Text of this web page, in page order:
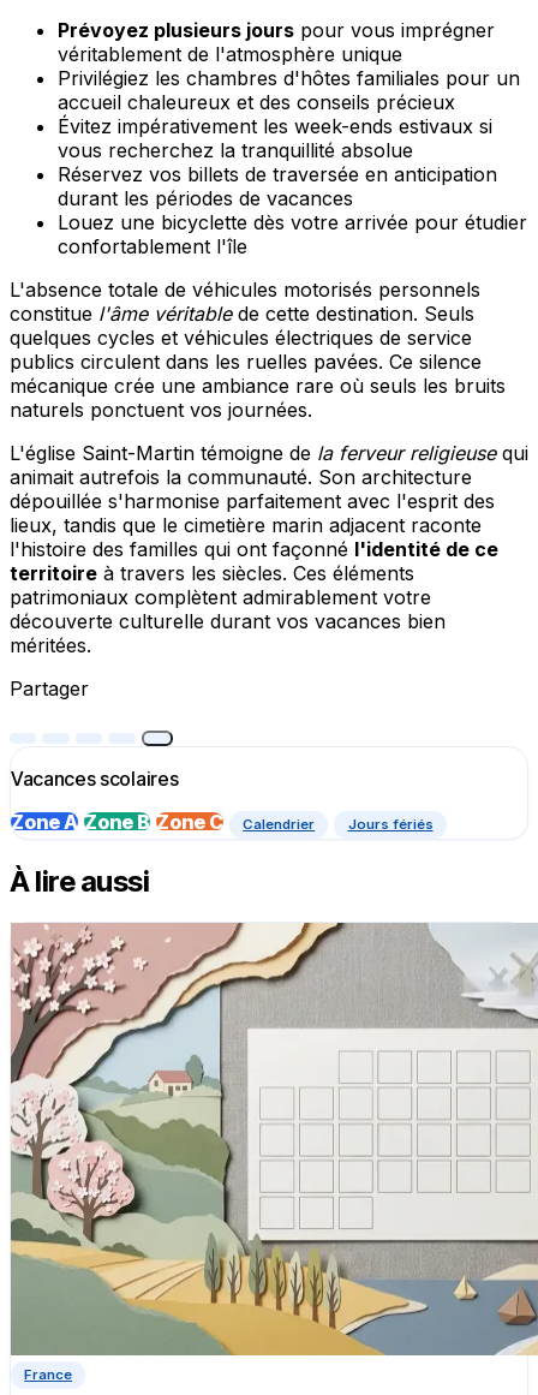
Prévoyez plusieurs jours pour vous imprégner
véritablement de l'atmosphère unique
Privilégiez les chambres d'hôtes familiales pour un
accueil chaleureux et des conseils précieux
Évitez impérativement les week-ends estivaux si
vous recherchez la tranquillité absolue
Réservez vos billets de traversée en anticipation
durant les périodes de vacances
Louez une bicyclette dès votre arrivée pour étudier
confortablement l'île
L'absence totale de véhicules motorisés personnels
constitue l'âme véritablede cette destination. Seuls
quelques cycles et véhicules électriques de service
publics circulent dans les ruelles pavées. Ce silence
mécanique crée une ambiance rare où seuls les bruits
naturels ponctuent vos journées.
L'église Saint-Martin témoigne de la ferveur religieusequi
animait autrefois la communauté. Son architecture
dépouillée s'harmonise parfaitement avec l'esprit des
lieux, tandis que le cimetière marin adjacent raconte
l'histoire des familles qui ont façonné l'identité de ce
territoire à travers les siècles. Ces éléments
patrimoniaux complètent admirablement votre
découverte culturelle durant vos vacances bien
méritées.
Partager
Vacances scolaires
Zone A Zone B Zone C Calendrier Jours fériés
À lire aussi
France